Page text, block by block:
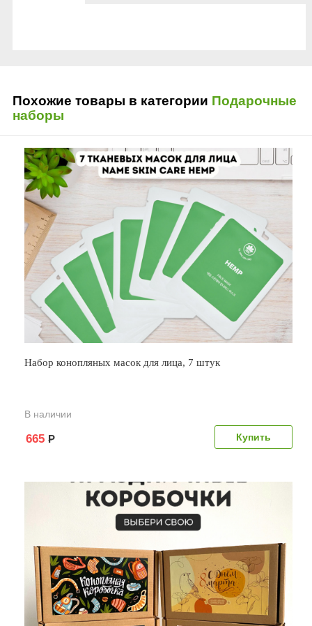
Похожие товары в категории Подарочные
наборы
Набор конопляных масок для лица, 7 штук
В наличии
665 Р